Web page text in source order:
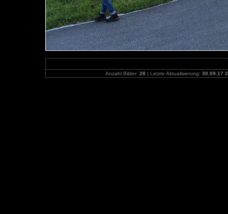
Anzahl Bilder: 28 | Letzte Aktualisierung: 30.09.17